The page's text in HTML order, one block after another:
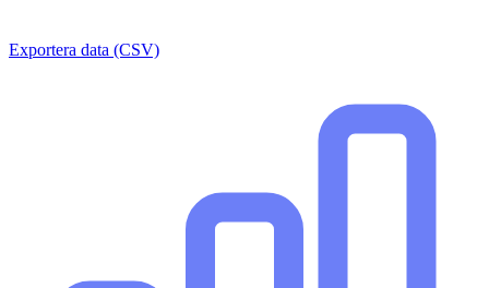
Exportera data (CSV)